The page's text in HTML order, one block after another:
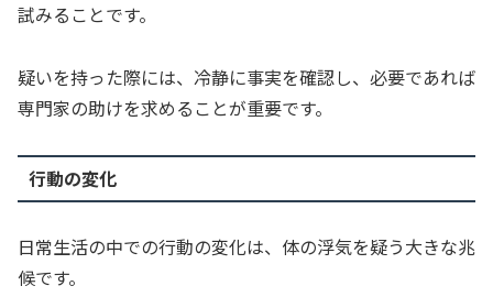
試みることです。
疑いを持った際には、冷静に事実を確認し、必要であれば
専門家の助けを求めることが重要です。
行動の変化
日常生活の中での行動の変化は、体の浮気を疑う大きな兆
候です。